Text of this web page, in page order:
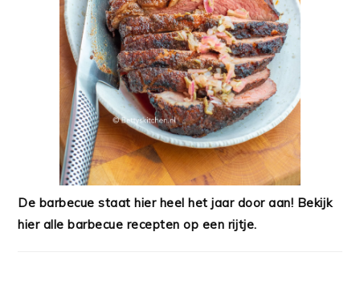
De barbecue staat hier heel het jaar door aan! Bekijk
hier alle barbecue recepten op een rijtje.